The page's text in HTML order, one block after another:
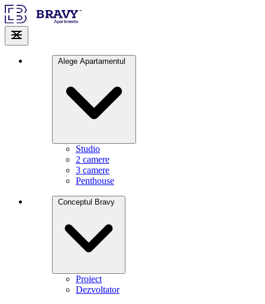
Alege Apartamentul
Studio
2 camere
3 camere
Penthouse
Conceptul Bravy
Proiect
Dezvoltator